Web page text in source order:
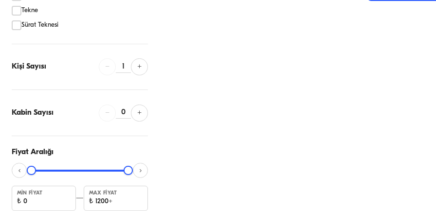
Tekne
Sürat Teknesi
Kişi Sayısı − 1 +
Kabin Sayısı − 0 +
Fiyat Aralığı
MIN FIYAT
₺ 0
—
MAX FIYAT
₺ 1200+